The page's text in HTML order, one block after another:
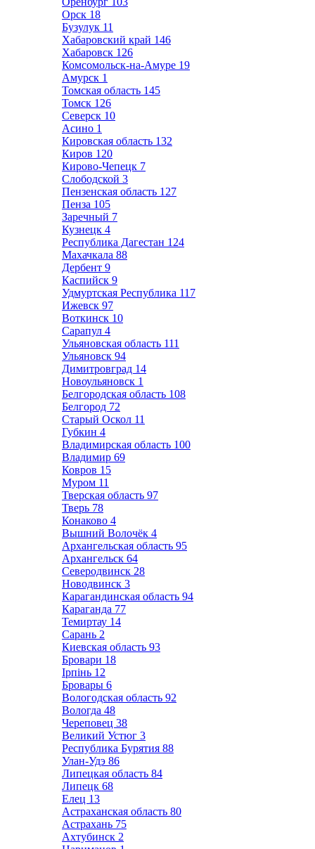
Орск 18
Бузулук 11
Хабаровский край 146
Хабаровск 126
Комсомольск-на-Амуре 19
Амурск 1
Томская область 145
Томск 126
Северск 10
Асино 1
Кировская область 132
Киров 120
Кирово-Чепецк 7
Слободской 3
Пензенская область 127
Пенза 105
Заречный 7
Кузнецк 4
Республика Дагестан 124
Махачкала 88
Дербент 9
Каспийск 9
Удмуртская Республика 117
Ижевск 97
Воткинск 10
Сарапул 4
Ульяновская область 111
Ульяновск 94
Димитровград 14
Новоульяновск 1
Белгородская область 108
Белгород 72
Старый Оскол 11
Губкин 4
Владимирская область 100
Владимир 69
Ковров 15
Муром 11
Тверская область 97
Тверь 78
Конаково 4
Вышний Волочёк 4
Архангельская область 95
Архангельск 64
Северодвинск 28
Новодвинск 3
Карагандинская область 94
Караганда 77
Темиртау 14
Сарань 2
Киевская область 93
Бровари 18
Ірпінь 12
Бровары 6
Вологодская область 92
Вологда 48
Череповец 38
Великий Устюг 3
Республика Бурятия 88
Улан-Удэ 86
Липецкая область 84
Липецк 68
Елец 13
Астраханская область 80
Астрахань 75
Ахтубинск 2